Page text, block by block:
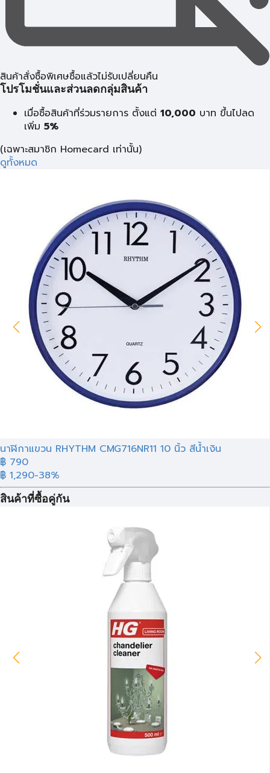
สินค้าสั่งซื้อพิเศษซื้อแล้วไม่รับเปลี่ยนคืน
โปรโมชั่นและส่วนลดกลุ่มสินค้า
เมื่อซื้อสินค้าที่ร่วมรายการ ตั้งแต่ 10,000 บาท ขึ้นไปลด
เพิ่ม 5%
(เฉพาะสมาชิก Homecard เท่านั้น)
ดูทั้งหมด
นาฬิกาแขวน RHYTHM CMG716NR11 10 นิ้ว สีน้ำเงิน
฿ 790
฿ 1,290-38%
สินค้าที่ซื้อคู่กัน